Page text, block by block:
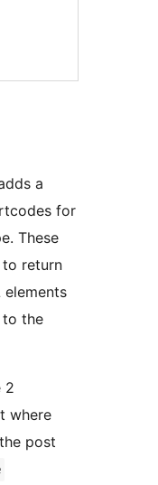
a
for
These
return
elements
to the
2
where
post